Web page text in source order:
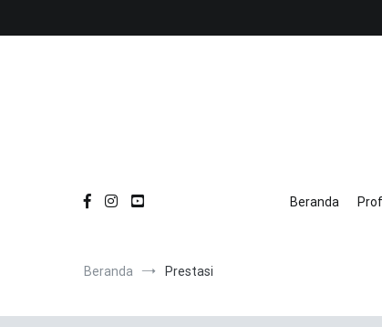
Beranda
Beranda Prestasi